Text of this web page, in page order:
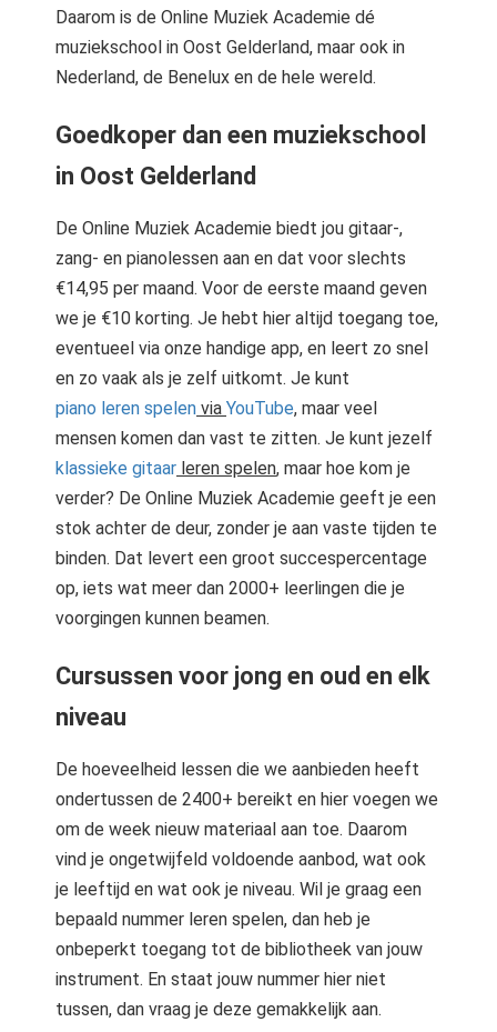
Daarom is de Online Muziek Academie dé
muziekschool in Oost Gelderland, maar ook in
Nederland, de Benelux en de hele wereld.
Goedkoper dan een muziekschool
in Oost Gelderland
De Online Muziek Academie biedt jou gitaar-,
zang- en pianolessen aan en dat voor slechts
€14,95 per maand. Voor de eerste maand geven
we je €10 korting. Je hebt hier altijd toegang toe,
eventueel via onze handige app, en leert zo snel
en zo vaak als je zelf uitkomt. Je kunt
piano leren spelen via YouTube, maar veel
mensen komen dan vast te zitten. Je kunt jezelf
klassieke gitaar leren spelen, maar hoe kom je
verder? De Online Muziek Academie geeft je een
stok achter de deur, zonder je aan vaste tijden te
binden. Dat levert een groot succespercentage
op, iets wat meer dan 2000+ leerlingen die je
voorgingen kunnen beamen.
Cursussen voor jong en oud en elk
niveau
De hoeveelheid lessen die we aanbieden heeft
ondertussen de 2400+ bereikt en hier voegen we
om de week nieuw materiaal aan toe. Daarom
vind je ongetwijfeld voldoende aanbod, wat ook
je leeftijd en wat ook je niveau. Wil je graag een
bepaald nummer leren spelen, dan heb je
onbeperkt toegang tot de bibliotheek van jouw
instrument. En staat jouw nummer hier niet
tussen, dan vraag je deze gemakkelijk aan.